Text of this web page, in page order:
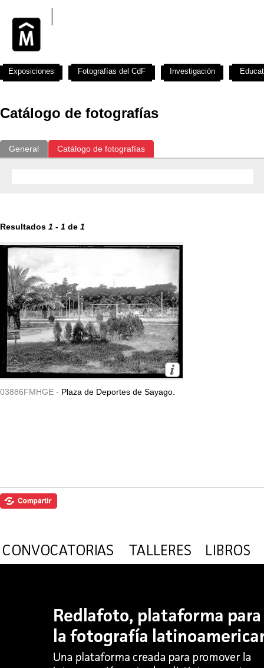
Catálogo de fotografías
General Catálogo de fotografías
Resultados 1 - 1 de 1
03886FMHGE - Plaza de Deportes de Sayago.
Exposiciones Fotografías del CdF Investigación